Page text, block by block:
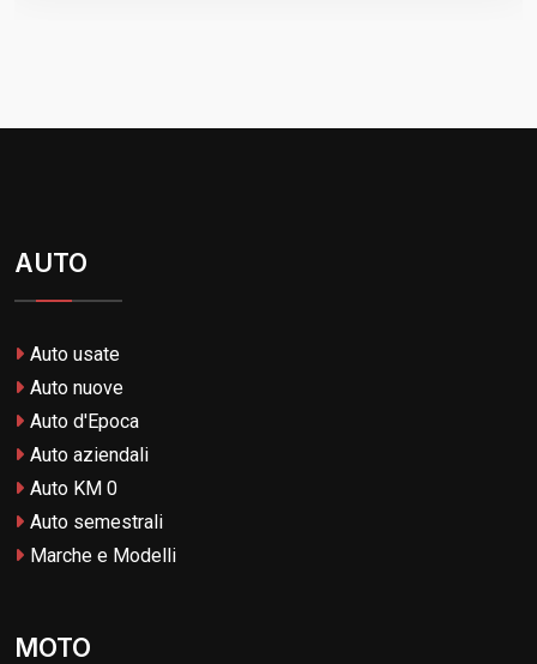
AUTO
Auto usate
Auto nuove
Auto d'Epoca
Auto aziendali
Auto KM 0
Auto semestrali
Marche e Modelli
MOTO